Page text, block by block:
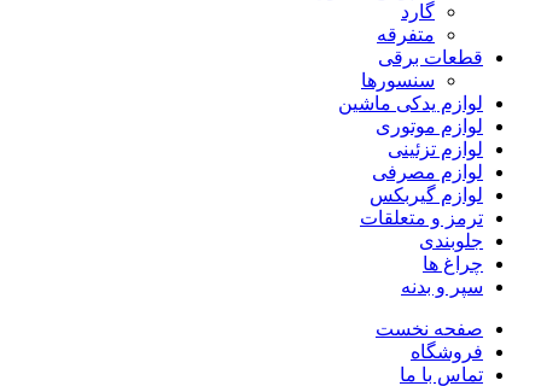
گارد
متفرقه
قطعات برقی
سنسورها
لوازم یدکی ماشین
لوازم موتوری
لوازم تزئینی
لوازم مصرفی
لوازم گیربکس
ترمز و متعلقات
جلوبندی
چراغ ها
سپر و بدنه
صفحه نخست
فروشگاه
تماس با ما